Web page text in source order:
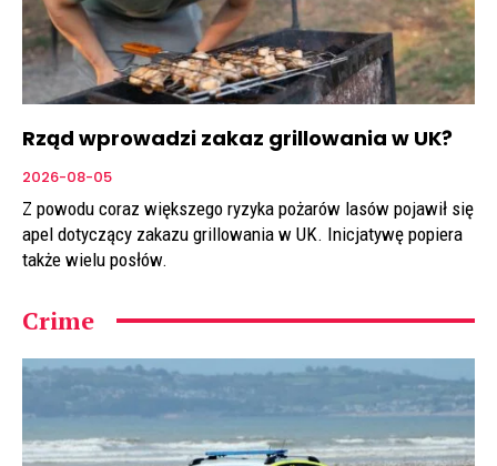
Rząd wprowadzi zakaz grillowania w UK?
2026-08-05
Z powodu coraz większego ryzyka pożarów lasów pojawił się
apel dotyczący zakazu grillowania w UK. Inicjatywę popiera
także wielu posłów.
Crime